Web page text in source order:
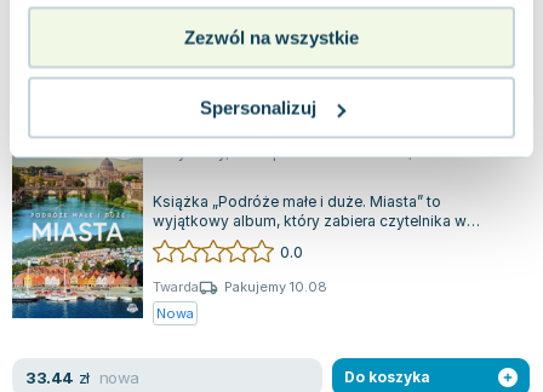
Zezwól na wszystkie
Spersonalizuj
7.98zł jak nowa Do koszyka
Horyzonty,2025| Monika Karolczuk,Dawid Lasociński
Książka „Podróże małe i duże. Miasta” to
wyjątkowy album, który zabiera czytelnika w
podróż po najpiękniejszych miastach świata. O...
0.0
Twarda
Pakujemy 10.08
Nowa
33.44 zł nowa Do koszyka